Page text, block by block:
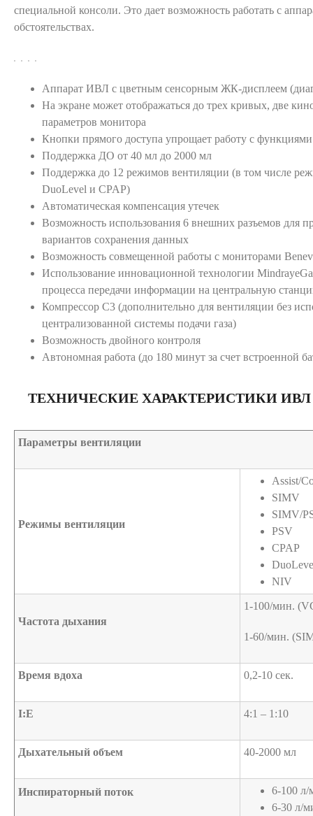
специальной консоли. Это дает возможность работать с
обстоятельствах.
Аппарат ИВЛ с цветным сенсорным ЖК-дисплеем
На экране может отображаться до трех кривых, две
параметров монитора
Кнопки прямого доступа упрощает работу с
Поддержка ДО от 40 мл до 2000 мл
Поддержка до 12 режимов вентиляции (в том числе
DuoLevel и CPAP)
Автоматическая компенсация утечек
Возможность использования 6 внешних разъемов для
вариантов сохранения данных
Возможность совмещенной работы с мониторами
Использование инновационной технологии
процесса передачи информации на центральную
Компрессор С3 (дополнительно для вентиляции без
централизованной системы подачи газа)
Возможность двойного контроля
Автономная работа (до 180 минут за счет встроенной
ТЕХНИЧЕСКИЕ ХАРАКТЕРИСТИКИ ИВЛ
Параметры вентиляции
Режимы вентиляции
Assist/
SIMV
SIMV/
PSV
CPAP
NIV
Частота дыхания
1-100/мин.
1-60/мин.
Время вдоха 0,2-10 сек.
I:E 4:1 – 1:10
Дыхательный объем 40-2000 мл
Инспираторный поток
6-100 л/
6-30 л/